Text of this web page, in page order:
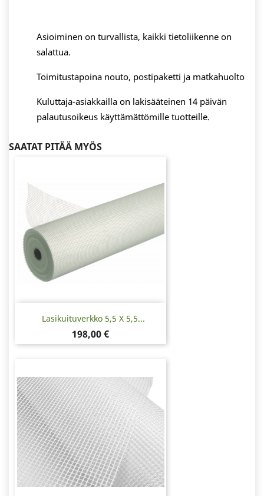
Asioiminen on turvallista, kaikki tietoliikenne on
salattua.
Toimitustapoina nouto, postipaketti ja matkahuolto
Kuluttaja-asiakkailla on lakisääteinen 14 päivän
palautusoikeus käyttämättömille tuotteille.
SAATAT PITÄÄ MYÖS
Lasikuituverkko 5,5 X 5,5...
Hinta
198,00 €